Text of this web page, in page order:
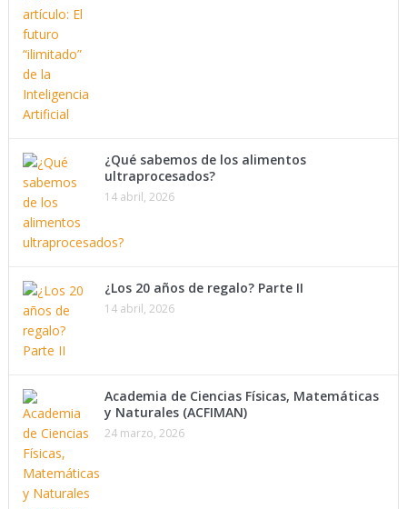
¿Qué sabemos de los alimentos
ultraprocesados?
14 abril, 2026
¿Los 20 años de regalo? Parte II
14 abril, 2026
Academia de Ciencias Físicas, Matemáticas
y Naturales (ACFIMAN)
24 marzo, 2026